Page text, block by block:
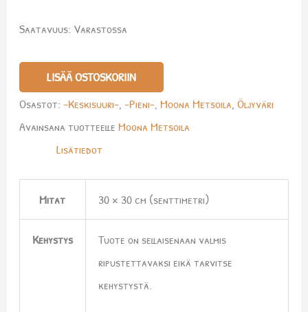
Saatavuus: Varastossa
LISÄÄ OSTOSKORIIN
Osastot: -Keskisuuri-, -Pieni-, Moona Metsoila, Öljyväri
Avainsana tuotteelle Moona Metsoila
Lisätiedot
Mitat 30 × 30 cm (senttimetri)
Kehystys
Tuote on sellaisenaan valmis
ripustettavaksi eikä tarvitse
kehystystä.